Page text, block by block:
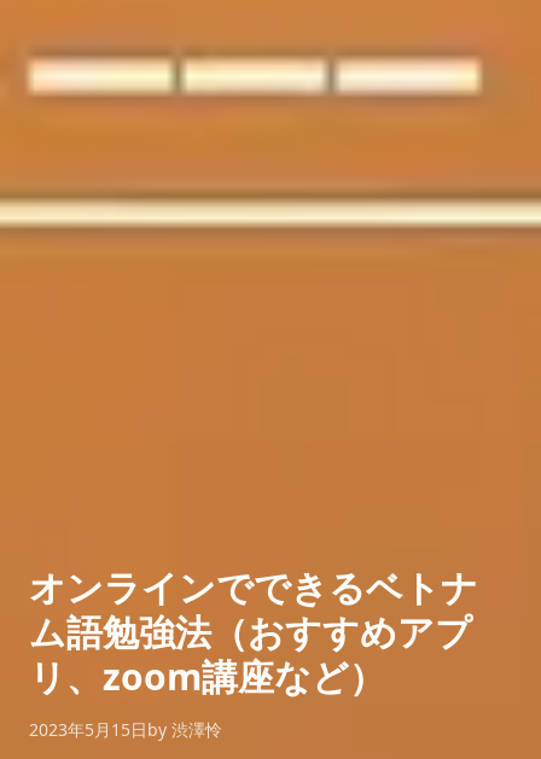
オンラインでできるベトナ
ム語勉強法（おすすめアプ
リ、zoom講座など）
2023年5月15日by 渋澤怜